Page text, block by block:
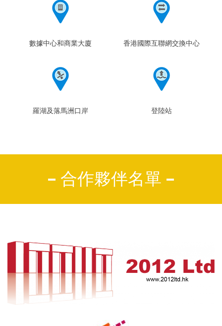
數據中心和商業大廈 香港國際互聯網交換中心
羅湖及落馬洲口岸 登陸站
合作夥伴名單